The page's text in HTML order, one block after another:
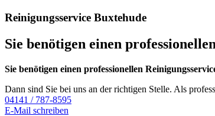
Reinigungsservice Buxtehude
Sie benötigen einen
Sie benötigen einen professionellen
Dann sind Sie bei uns an der richtigen Stelle. Als
04141 / 787-8595
E-Mail schreiben